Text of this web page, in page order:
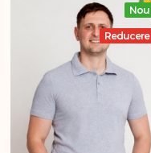
Nou
Reducere